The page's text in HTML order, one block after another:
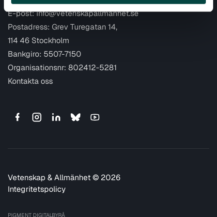
E-post:info@vetenskapallmanhet.se
Postadress: Grev Turegatan 14,
114 46 Stockholm
Bankgiro: 5507-7150
Organisationsnr: 802412-5281
Kontakta oss
Vetenskap & Allmänhet © 2026
Integritetspolicy
PIGMENT DIGITALBYRÅ